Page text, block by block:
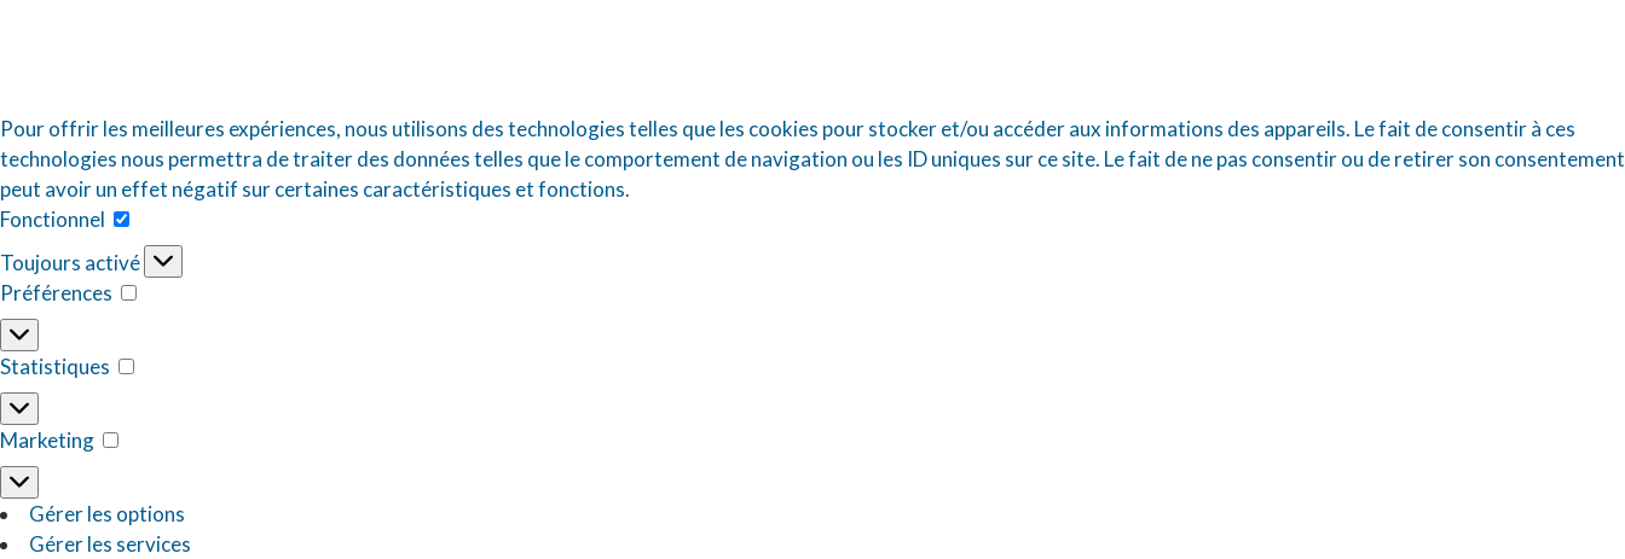
Pour offrir les meilleures expériences, nous utilisons des technologies telles que les cookies pour stocker et/ou accéder aux informations des appareils. Le fait de consentir à ces
technologies nous permettra de traiter des données telles que le comportement de navigation ou les ID uniques sur ce site. Le fait de ne pas consentir ou de retirer son consentement
peut avoir un effet négatif sur certaines caractéristiques et fonctions.
Fonctionnel
Toujours activé
Préférences
Statistiques
Marketing
Gérer les options
Gérer les services